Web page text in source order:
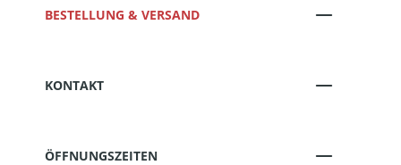
BESTELLUNG & VERSAND
KONTAKT
ÖFFNUNGSZEITEN